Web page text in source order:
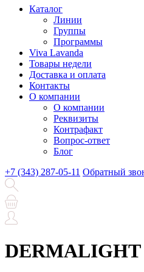
Каталог
Линии
Группы
Программы
Viva Lavanda
Товары недели
Доставка и оплата
Контакты
О компании
О компании
Реквизиты
Контрафакт
Вопрос-ответ
Блог
+7 (343) 287-05-11 Обратный
DERMALIGHT